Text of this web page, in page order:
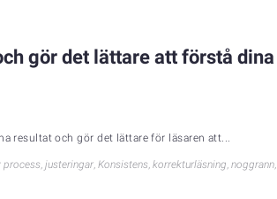
gör det lättare att förstå dina
resultat och gör det lättare för läsaren att...
process, justeringar, Konsistens, korrekturläsning, noggrann,